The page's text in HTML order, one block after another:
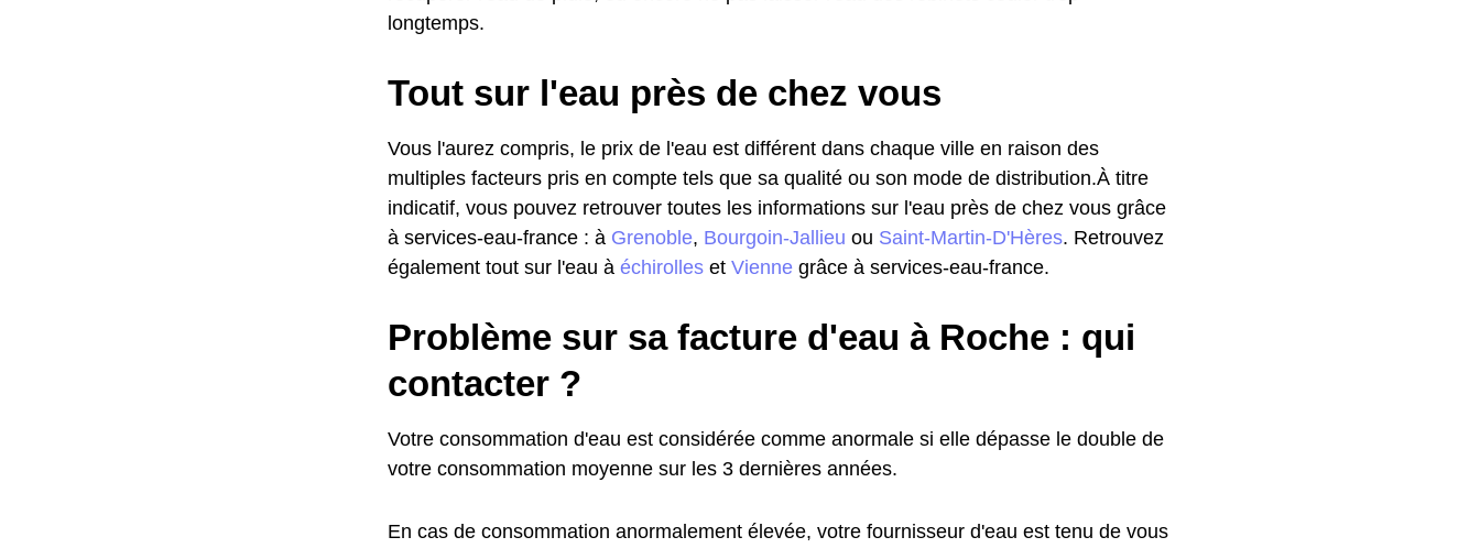
longtemps.
Tout sur l'eau près de chez vous
Vous l'aurez compris, le prix de l'eau est différent dans chaque ville en raison des
multiples facteurs pris en compte tels que sa qualité ou son mode de distribution.À titre
indicatif, vous pouvez retrouver toutes les informations sur l'eau près de chez vous grâce
à services-eau-france : à Grenoble, Bourgoin-Jallieu ou Saint-Martin-D'Hères. Retrouvez
également tout sur l'eau à échirolles et Vienne grâce à services-eau-france.
Problème sur sa facture d'eau à Roche : qui
contacter ?
Votre consommation d'eau est considérée comme anormale si elle dépasse le double de
votre consommation moyenne sur les 3 dernières années.
En cas de consommation anormalement élevée, votre fournisseur d'eau est tenu de vous